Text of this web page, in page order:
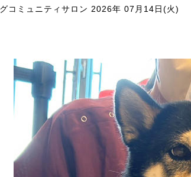
コミュニティサロン 2026年 07月14日(火)